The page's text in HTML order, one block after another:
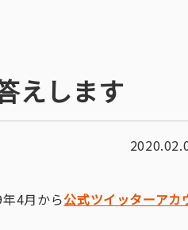
えします
4月から公式ツイッターアカ